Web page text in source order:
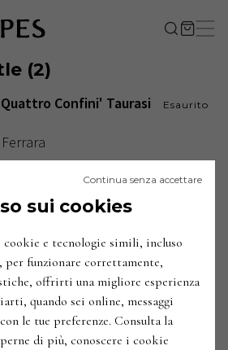
(2)
Confini' Taurasi
Esaurito
Greco di Tufo
/ Irpinia / Tufo
:2023
sui cookies
Continua senza accettare
e tecnologie simili, incluso
funzionare correttamente,
offrirti una migliore esperienza
quando sei online, messaggi
le tue preferenze. Consulta la
di più, conoscere i cookie